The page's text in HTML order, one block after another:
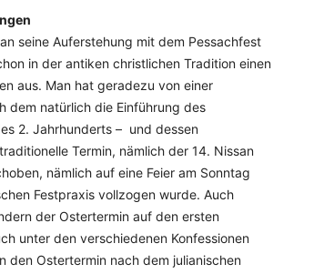
seine Auferstehung mit dem Pessachfest
in der antiken christlichen Tradition einen
aus. Man hat geradezu von einer
dem natürlich die Einführung des
2. Jahrhunderts – und dessen
Termin, nämlich der 14. Nissan
nämlich auf eine Feier am Sonntag
Festpraxis vollzogen wurde. Auch
der Ostertermin auf den ersten
unter den verschiedenen Konfessionen
den Ostertermin nach dem julianischen